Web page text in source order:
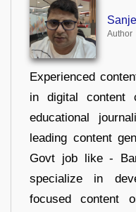
Author
Experienced
in digital content
educational
leading content
Govt job like -
specialize in
focused content